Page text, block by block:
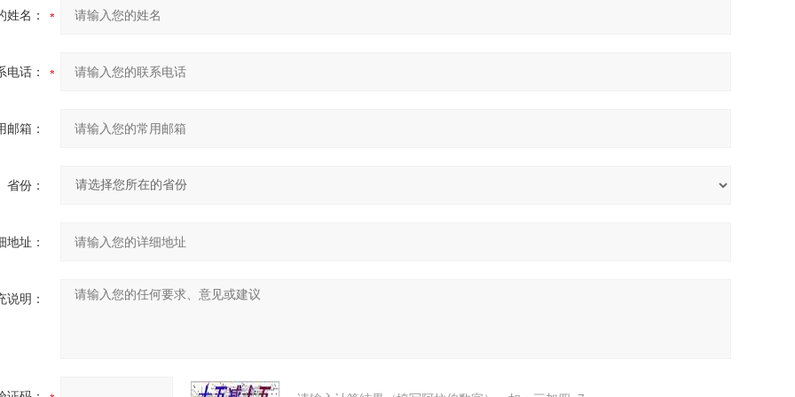
姓名：
电话：
邮箱：
省份：
地址：
说明：